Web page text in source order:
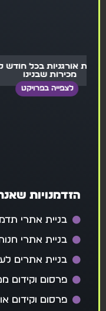
כניסות אורגניות בכל חודש
מכירות שבנינו
לצפייה בפרויקט
הזדמנויות
בניית אתרי
בניית אתרי
בניית אתרים
פרסום וקידום
פרסום וקידום